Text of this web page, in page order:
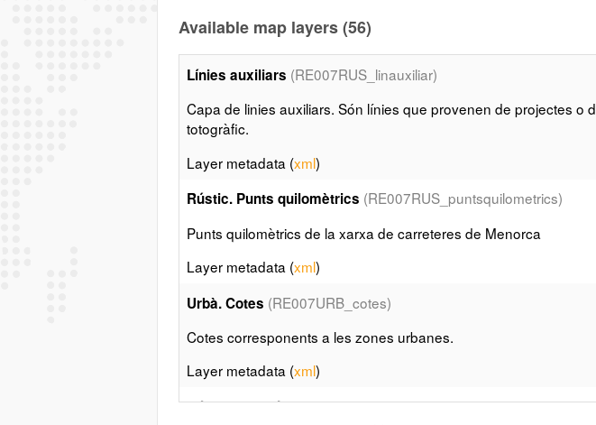
Available map layers (56)
Línies auxiliars (RE007RUS_linauxiliar)
Capa de linies auxiliars. Són línies que provenen de projectes o
totogràfic.
Layer metadata (xml)
Rústic. Punts quilomètrics (RE007RUS_puntsquilometrics)
Punts quilomètrics de la xarxa de carreteres de Menorca
Layer metadata (xml)
Urbà. Cotes (RE007URB_cotes)
Cotes corresponents a les zones urbanes.
Layer metadata (xml)
Rústic. Toponímia 1:200.000(RE007TOP_top200)